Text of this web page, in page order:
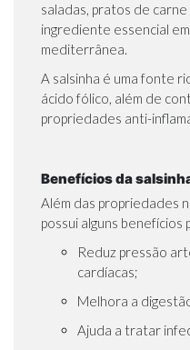
saladas, pratos de
ingrediente essencial
mediterrânea.
A salsinha é uma fonte
ácido fólico, além de
propriedades anti-
Benefícios da
Além das propriedades
possui alguns benefícios
Reduz pressão
cardíacas;
Melhora a
Ajuda a tratar